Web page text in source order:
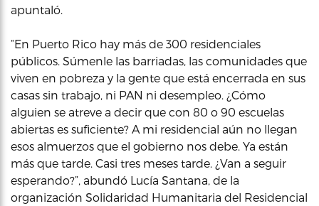
apuntaló.
“En Puerto Rico hay más de 300 residenciales
públicos. Súmenle las barriadas, las comunidades que
viven en pobreza y la gente que está encerrada en sus
casas sin trabajo, ni PAN ni desempleo. ¿Cómo
alguien se atreve a decir que con 80 o 90 escuelas
abiertas es suficiente? A mi residencial aún no llegan
esos almuerzos que el gobierno nos debe. Ya están
más que tarde. Casi tres meses tarde. ¿Van a seguir
esperando?”, abundó Lucía Santana, de la
organización Solidaridad Humanitaria del Residencial